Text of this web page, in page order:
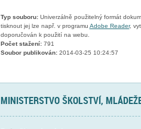
Typ souboru:Univerzálně použitelný formát
tisknout jej lze např. v programu Adobe Reader,
doporučován k použití na webu.
Počet stažení:791
Soubor publikován:2014-03-25 10:24:57
MINISTERSTVO ŠKOLSTVÍ,